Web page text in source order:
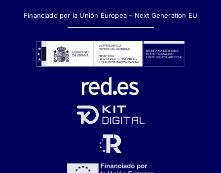
Financiado por la Unión Europea – Next Generation EU